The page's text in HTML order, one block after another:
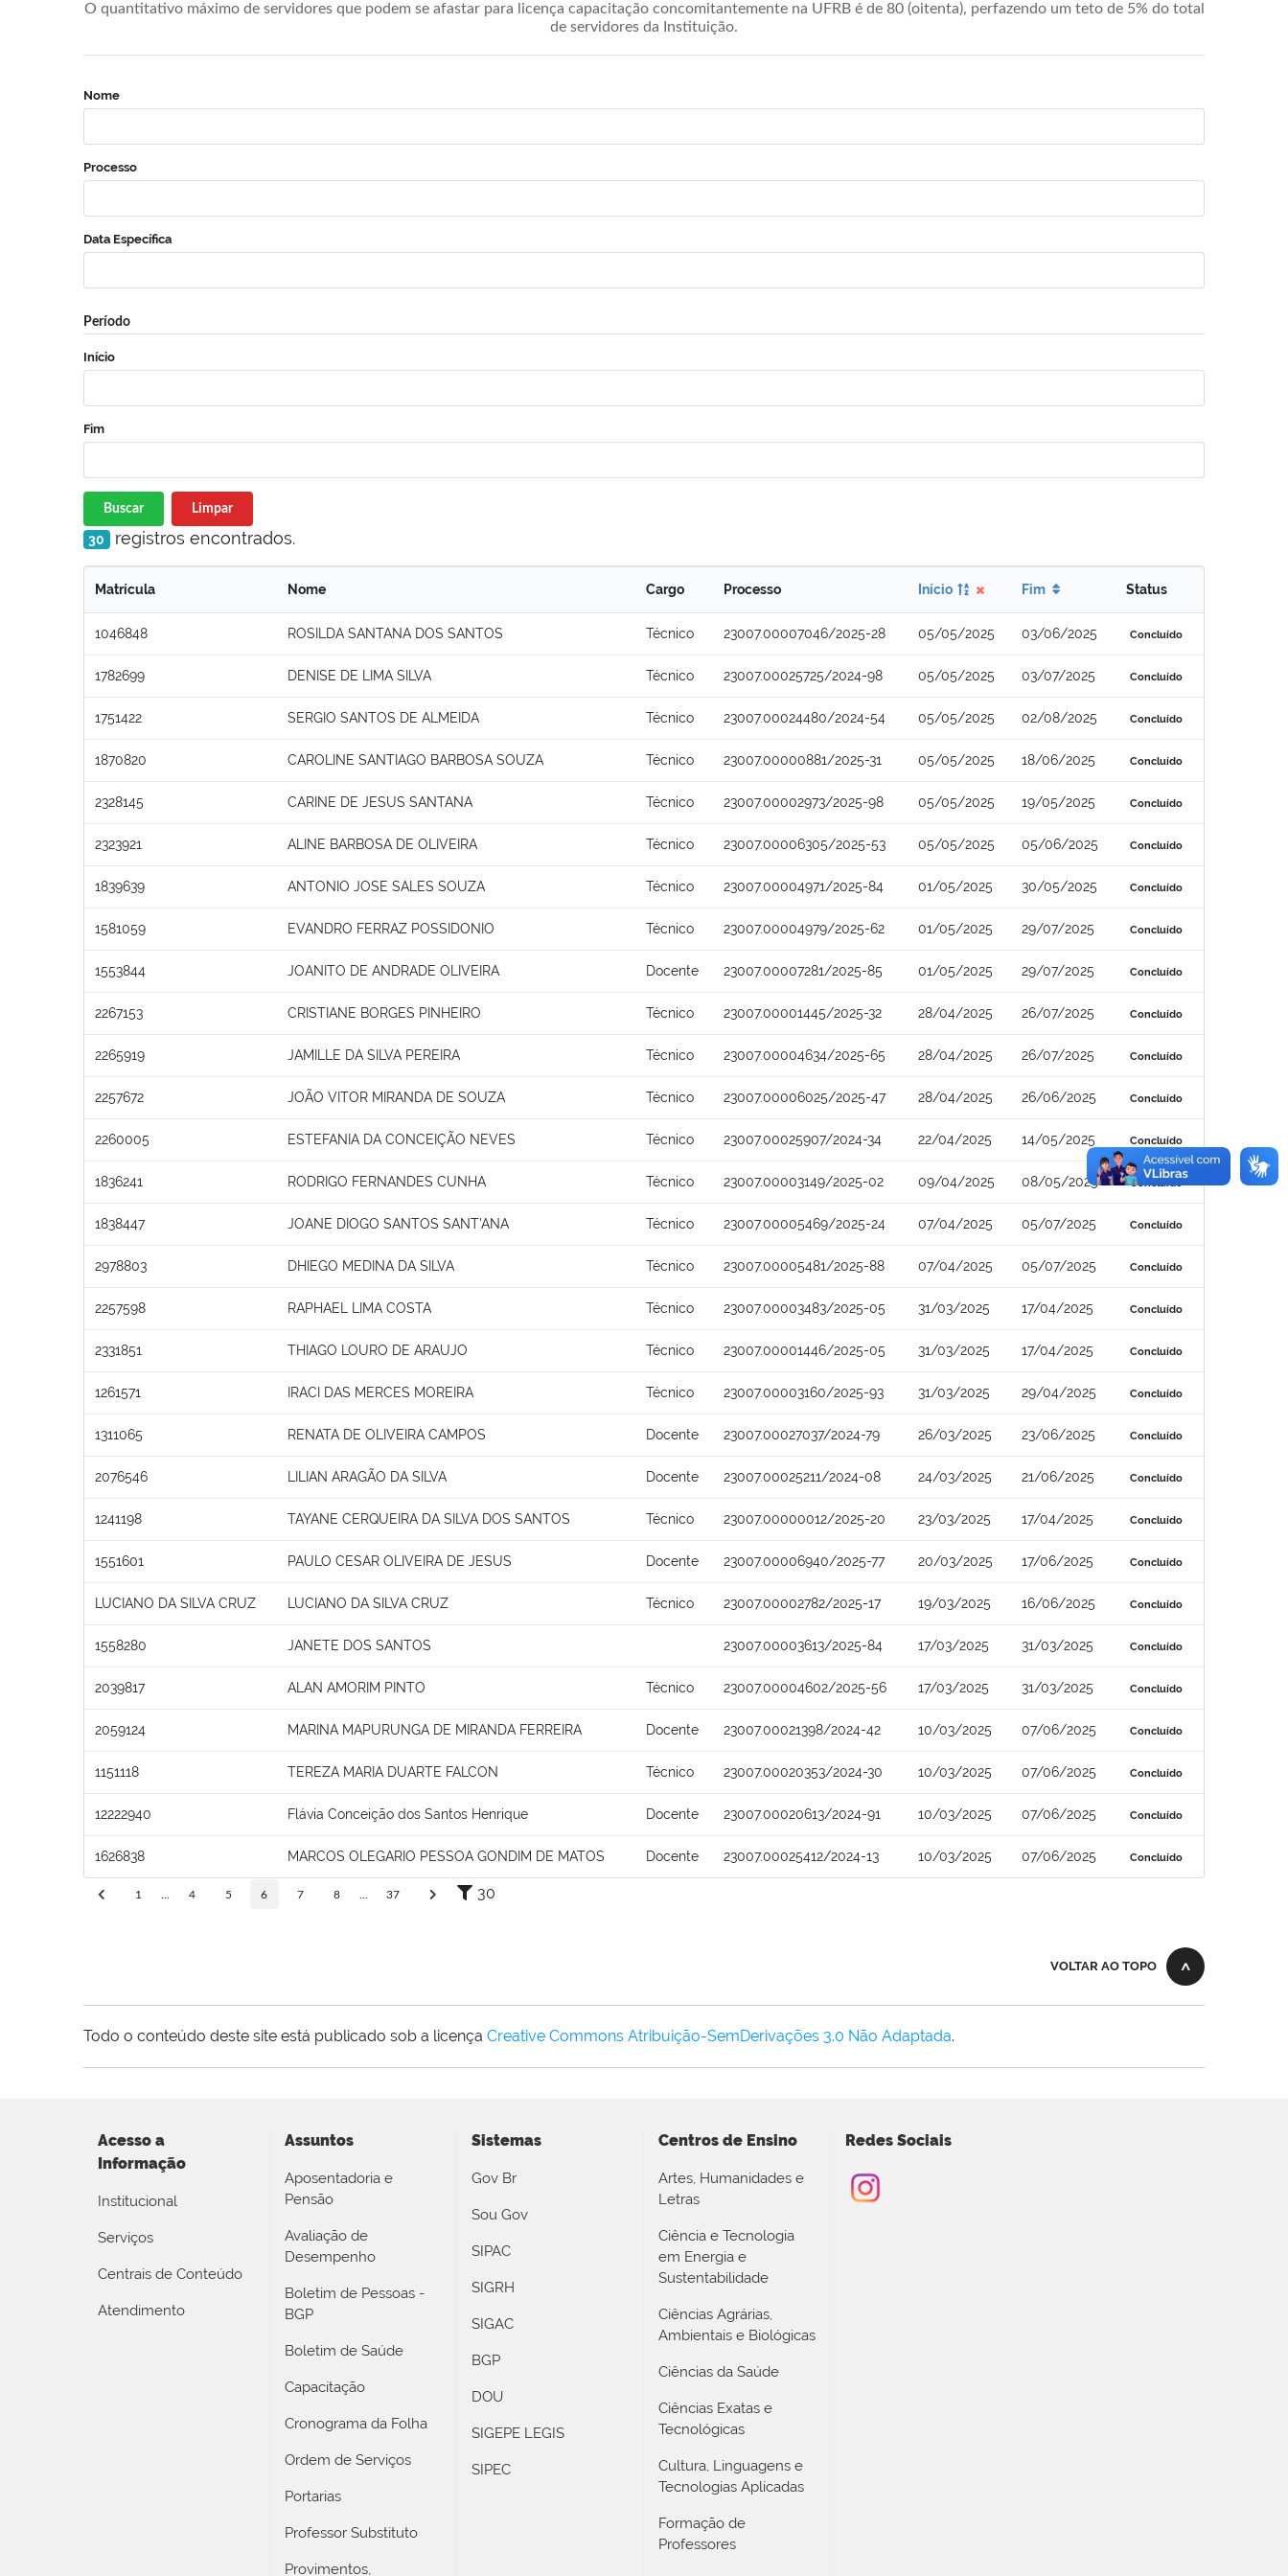
O quantitativo máximo de servidores que podem se afastar para licença capacitação concomitantemente na UFRB é de 80 (oitenta), perfazendo um teto de 5% do total
de servidores da Instituição.
Nome
Processo
Data Específica
Período
Início
Fim
Buscar Limpar
30 registros encontrados.
Matrícula Nome Cargo Processo Início Fim Status
1046848 ROSILDA SANTANA DOS SANTOS Técnico 23007.00007046/2025-28 05/05/2025 03/06/2025 Concluído
1782699 DENISE DE LIMA SILVA Técnico 23007.00025725/2024-98 05/05/2025 03/07/2025 Concluído
1751422 SERGIO SANTOS DE ALMEIDA Técnico 23007.00024480/2024-54 05/05/2025 02/08/2025 Concluído
1870820 CAROLINE SANTIAGO BARBOSA SOUZA Técnico 23007.00000881/2025-31 05/05/2025 18/06/2025 Concluído
2328145 CARINE DE JESUS SANTANA Técnico 23007.00002973/2025-98 05/05/2025 19/05/2025 Concluído
2323921 ALINE BARBOSA DE OLIVEIRA Técnico 23007.00006305/2025-53 05/05/2025 05/06/2025 Concluído
1839639 ANTONIO JOSE SALES SOUZA Técnico 23007.00004971/2025-84 01/05/2025 30/05/2025 Concluído
1581059 EVANDRO FERRAZ POSSIDONIO Técnico 23007.00004979/2025-62 01/05/2025 29/07/2025 Concluído
1553844 JOANITO DE ANDRADE OLIVEIRA Docente 23007.00007281/2025-85 01/05/2025 29/07/2025 Concluído
2267153 CRISTIANE BORGES PINHEIRO Técnico 23007.00001445/2025-32 28/04/2025 26/07/2025 Concluído
2265919 JAMILLE DA SILVA PEREIRA Técnico 23007.00004634/2025-65 28/04/2025 26/07/2025 Concluído
2257672 JOÃO VITOR MIRANDA DE SOUZA Técnico 23007.00006025/2025-47 28/04/2025 26/06/2025 Concluído
2260005 ESTEFANIA DA CONCEIÇÃO NEVES Técnico 23007.00025907/2024-34 22/04/2025 14/05/2025 Concluído
1836241 RODRIGO FERNANDES CUNHA Técnico 23007.00003149/2025-02 09/04/2025 08/05/2025 Concluído
1838447 JOANE DIOGO SANTOS SANT'ANA Técnico 23007.00005469/2025-24 07/04/2025 05/07/2025 Concluído
2978803 DHIEGO MEDINA DA SILVA Técnico 23007.00005481/2025-88 07/04/2025 05/07/2025 Concluído
2257598 RAPHAEL LIMA COSTA Técnico 23007.00003483/2025-05 31/03/2025 17/04/2025 Concluído
2331851 THIAGO LOURO DE ARAUJO Técnico 23007.00001446/2025-05 31/03/2025 17/04/2025 Concluído
1261571 IRACI DAS MERCES MOREIRA Técnico 23007.00003160/2025-93 31/03/2025 29/04/2025 Concluído
1311065 RENATA DE OLIVEIRA CAMPOS Docente 23007.00027037/2024-79 26/03/2025 23/06/2025 Concluído
2076546 LILIAN ARAGÃO DA SILVA Docente 23007.00025211/2024-08 24/03/2025 21/06/2025 Concluído
1241198 TAYANE CERQUEIRA DA SILVA DOS SANTOS Técnico 23007.00000012/2025-20 23/03/2025 17/04/2025 Concluído
1551601 PAULO CESAR OLIVEIRA DE JESUS Docente 23007.00006940/2025-77 20/03/2025 17/06/2025 Concluído
LUCIANO DA SILVA CRUZ LUCIANO DA SILVA CRUZ Técnico 23007.00002782/2025-17 19/03/2025 16/06/2025 Concluído
1558280 JANETE DOS SANTOS 23007.00003613/2025-84 17/03/2025 31/03/2025 Concluído
2039817 ALAN AMORIM PINTO Técnico 23007.00004602/2025-56 17/03/2025 31/03/2025 Concluído
2059124 MARINA MAPURUNGA DE MIRANDA FERREIRA Docente 23007.00021398/2024-42 10/03/2025 07/06/2025 Concluído
1151118 TEREZA MARIA DUARTE FALCON Técnico 23007.00020353/2024-30 10/03/2025 07/06/2025 Concluído
12222940 Flávia Conceição dos Santos Henrique Docente 23007.00020613/2024-91 10/03/2025 07/06/2025 Concluído
1626838 MARCOS OLEGARIO PESSOA GONDIM DE MATOS Docente 23007.00025412/2024-13 10/03/2025 07/06/2025 Concluído
1 4 5 6 7 8 37 30
VOLTAR AO TOPO
Todo o conteúdo deste site está publicado sob a licença Creative Commons Atribuição-SemDerivações 3.0 Não Adaptada.
Acesso a
Informação
Institucional
Serviços
Centrais de Conteúdo
Atendimento
Assuntos
Aposentadoria e
Pensão
Avaliação de
Desempenho
Boletim de Pessoas -
BGP
Boletim de Saúde
Capacitação
Cronograma da Folha
Ordem de Serviços
Portarias
Professor Substituto
Provimentos,
Sistemas
Gov Br
Sou Gov
SIPAC
SIGRH
SIGAC
BGP
DOU
SIGEPE LEGIS
SIPEC
Centros de Ensino
Artes, Humanidades e
Letras
Ciência e Tecnologia
em Energia e
Sustentabilidade
Ciências Agrárias,
Ambientais e Biológicas
Ciências da Saúde
Ciências Exatas e
Tecnológicas
Cultura, Linguagens e
Tecnologias Aplicadas
Formação de
Professores
Redes Sociais